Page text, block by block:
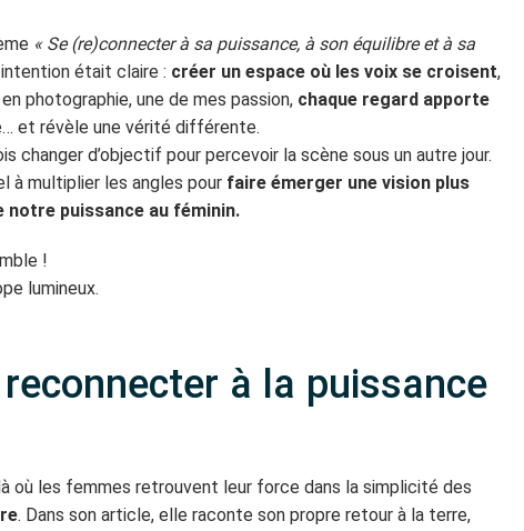
« Se (re)connecter à sa puissance, à son équilibre et à sa
intention était claire : créer un espace où les voix se croisent,
photographie, une de mes passion, chaque regard apporte
et révèle une vérité différente.
changer d’objectif pour percevoir la scène sous un autre jour.
à multiplier les angles pour faire émerger une vision plus
notre puissance au féminin.
!
lumineux.
à la puissance
où les femmes retrouvent leur force dans la simplicité des
. Dans son article, elle raconte son propre retour à la terre,